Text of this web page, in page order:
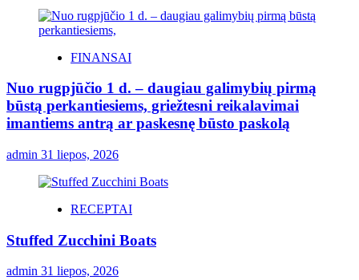
FINANSAI
Nuo rugpjūčio 1 d. – daugiau galimybių pirmą
būstą perkantiesiems, griežtesni reikalavimai
imantiems antrą ar paskesnę būsto paskolą
admin 31 liepos, 2026
RECEPTAI
Stuffed Zucchini Boats
admin 31 liepos, 2026